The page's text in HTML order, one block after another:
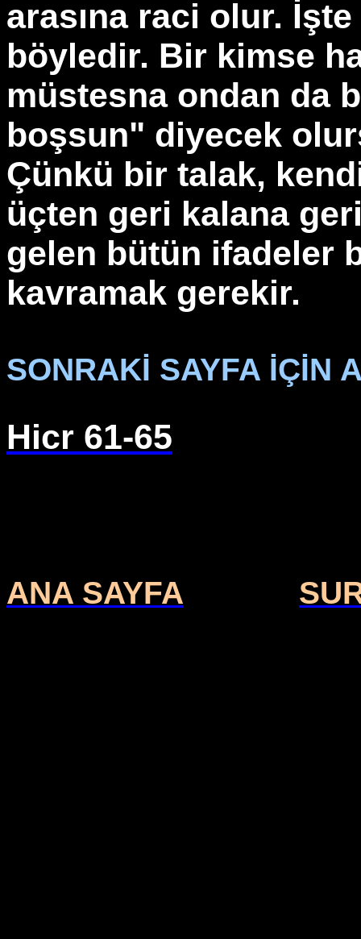
arasına raci olur.
böyledir. Bir kimse
müstesna ondan da
boşsun" diyecek
Çünkü bir talak,
üçten geri kalana
gelen bütün ifadeler
kavramak gerekir.
SONRAKİ SAYFA İÇİN
Hicr 61-65
ANA SAYFA